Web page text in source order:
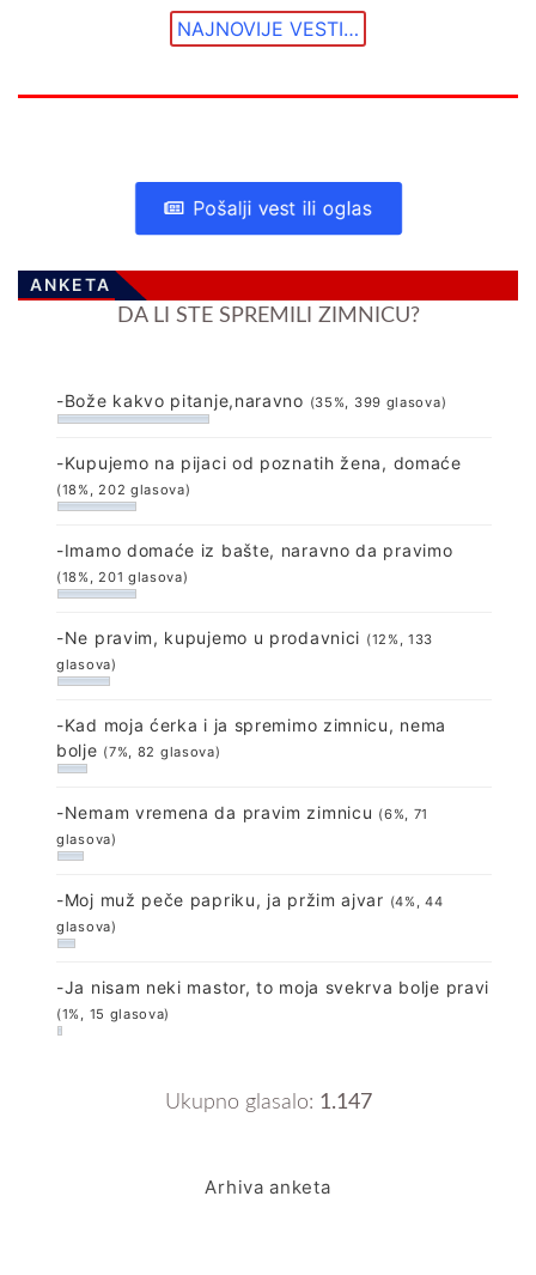
NAJNOVIJE VESTI…
Pošalji vest ili oglas
ANKETA
DA LI STE SPREMILI ZIMNICU?
-Bože kakvo pitanje,naravno (35%, 399 glasova)
-Kupujemo na pijaci od poznatih žena, domaće
(18%, 202 glasova)
-Imamo domaće iz bašte, naravno da pravimo
(18%, 201 glasova)
-Ne pravim, kupujemo u prodavnici (12%, 133
glasova)
-Kad moja ćerka i ja spremimo zimnicu, nema
bolje (7%, 82 glasova)
-Nemam vremena da pravim zimnicu (6%, 71
glasova)
-Moj muž peče papriku, ja pržim ajvar (4%, 44
glasova)
-Ja nisam neki mastor, to moja svekrva bolje pravi
(1%, 15 glasova)
Ukupno glasalo: 1.147
Arhiva anketa